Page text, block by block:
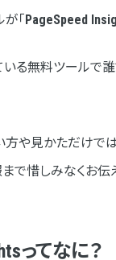
「PageSpeed
いる無料ツールで
方や見かただけで
で惜しみなくお伝
ってなに？